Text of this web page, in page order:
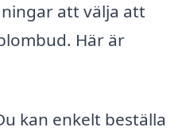
att välja att
Här är
kan enkelt beställa